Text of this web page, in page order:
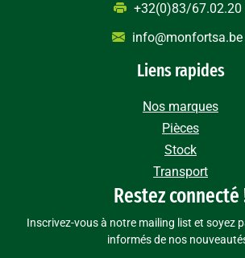
+32(0)83/67.02.20
info@monfortsa.be
Liens rapides
Nos marques
Pièces
Stock
Transport
Restez connecté
Inscrivez-vous à notre mailing list et soyez
informés de nos